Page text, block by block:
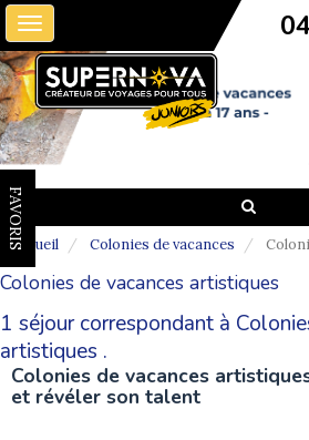
Toggle
navigation
FAVORIS
Accueil Colonies de vacances
Colonies de vacances artistiques
1 séjour correspondant à
artistiques .
Colonies de vacances
et révéler son talent